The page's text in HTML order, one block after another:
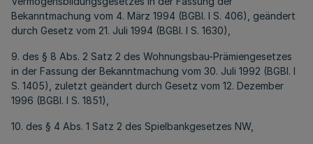
Bekanntmachung vom 4. März 1994 (BGBl. I S. 406), geändert
durch Gesetz vom 21. Juli 1994 (BGBl. I S. 1630),
9. des § 8 Abs. 2 Satz 2 des Wohnungsbau-Prämiengesetzes
in der Fassung der Bekanntmachung vom 30. Juli 1992 (BGBl. I
S. 1405), zuletzt geändert durch Gesetz vom 12. Dezember
1996 (BGBl. I S. 1851),
10. des § 4 Abs. 1 Satz 2 des Spielbankgesetzes NW,